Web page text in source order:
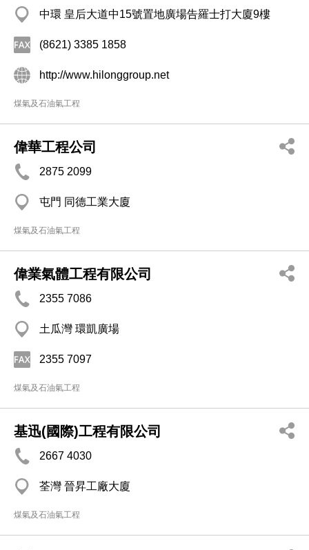
中環 皇后大道中15號置地廣場告羅士打大廈9樓
(8621) 3385 1858
http://www.hilonggroup.net
煤氣及石油氣工程
偉華工程公司
2875 2099
屯門 同德工業大廈
煤氣及石油氣工程
偉業氣體工程有限公司
2355 7086
土瓜灣 環凱廣場
2355 7097
煤氣及石油氣工程
基迅(國際)工程有限公司
2667 4030
荃灣 晉昇工廠大廈
煤氣及石油氣工程